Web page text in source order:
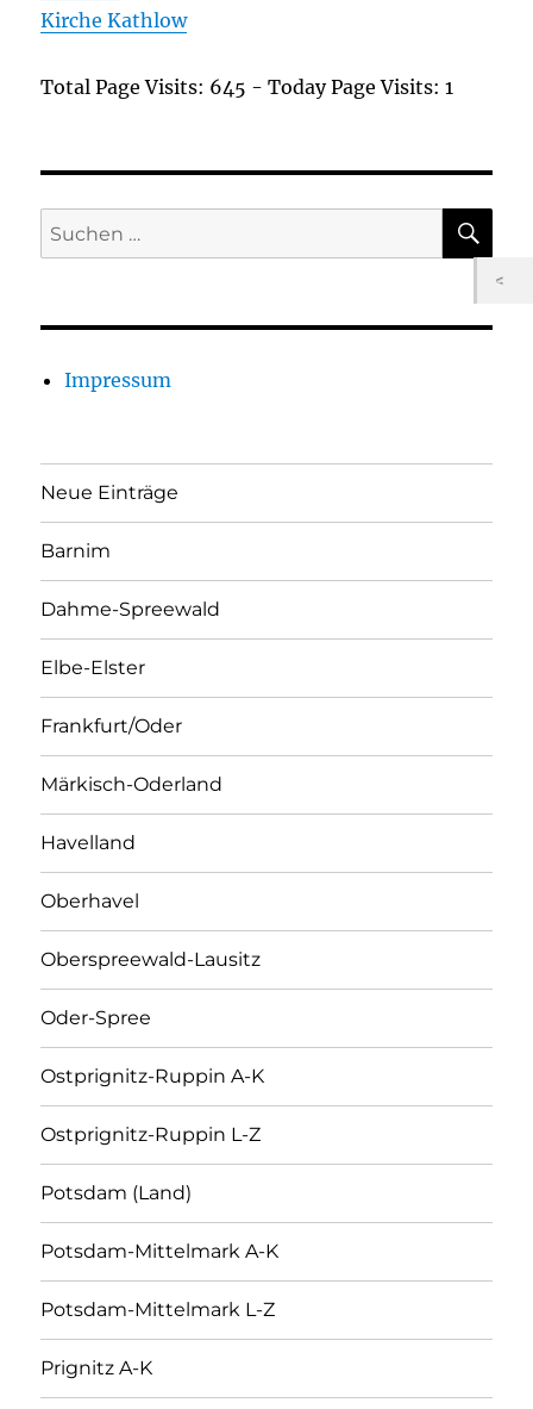
Kirche Kathlow
Total Page Visits: 645 - Today Page Visits: 1
Suchen
nach:
Impressum
Neue Einträge
Barnim
Dahme-Spreewald
Elbe-Elster
Frankfurt/Oder
Märkisch-Oderland
Havelland
Oberhavel
Oberspreewald-Lausitz
Oder-Spree
Ostprignitz-Ruppin A-K
Ostprignitz-Ruppin L-Z
Potsdam (Land)
Potsdam-Mittelmark A-K
Potsdam-Mittelmark L-Z
Prignitz A-K